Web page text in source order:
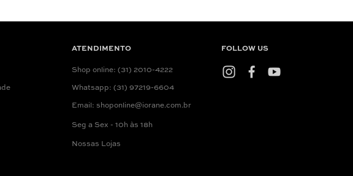
ATENDIMENTO
Shop online: (31) 2010-4222
Whatsapp: (31) 97219-6604
Email: shoponline@iorane.com.br
Seg a Sex - 10h às 18h
Nossas Lojas
FOLLOW US